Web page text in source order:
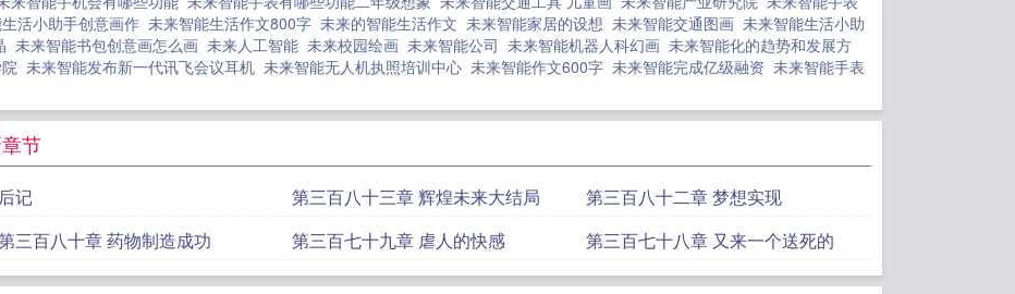
活小助手创意画作 未来智能生活作文800字 未来的智能生活作文 未来智能家居的设想 未来智能交通图画 未来智能生活小助
未来智能书包创意画怎么画 未来人工智能 未来校园绘画 未来智能公司 未来智能机器人科幻画 未来智能化的趋势和发展方
未来智能发布新一代讯飞会议耳机 未来智能无人机执照培训中心 未来智能作文600字 未来智能完成亿级融资 未来智能手表
节
后记 第三百八十三章 辉煌未来大结局
第三百八十二章 梦想实现
三百八十章 药物制造成功 第三百七十九章 虐人的快感 第三百七十八章 又来一个送死的